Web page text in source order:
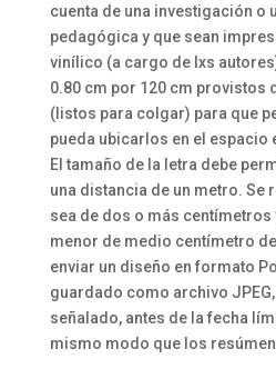
cuenta de una investigación o
pedagógica y que sean
vinílico (a cargo de lxs
0.80 cm por 120 cm provistos
(listos para colgar) para que
pueda ubicarlos en el espacio
El tamaño de la letra debe
una distancia de un metro. Se
sea de dos o más centímetros
menor de medio centímetro
enviar un diseño en formato
guardado como archivo
señalado, antes de la fecha
mismo modo que los